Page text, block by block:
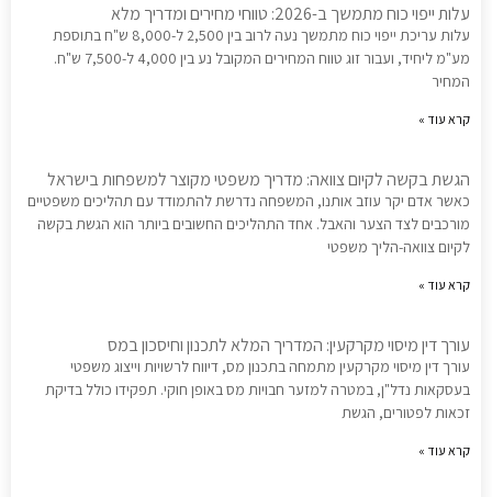
עלות ייפוי כוח מתמשך ב-2026: טווחי מחירים ומדריך מלא
עלות עריכת ייפוי כוח מתמשך נעה לרוב בין 2,500 ל-8,000 ש"ח בתוספת
מע"מ ליחיד, ועבור זוג טווח המחירים המקובל נע בין 4,000 ל-7,500 ש"ח.
המחיר
קרא עוד »
הגשת בקשה לקיום צוואה: מדריך משפטי מקוצר למשפחות בישראל
כאשר אדם יקר עוזב אותנו, המשפחה נדרשת להתמודד עם תהליכים משפטיים
מורכבים לצד הצער והאבל. אחד התהליכים החשובים ביותר הוא הגשת בקשה
לקיום צוואה-הליך משפטי
קרא עוד »
עורך דין מיסוי מקרקעין: המדריך המלא לתכנון וחיסכון במס
עורך דין מיסוי מקרקעין מתמחה בתכנון מס, דיווח לרשויות וייצוג משפטי
בעסקאות נדל"ן, במטרה למזער חבויות מס באופן חוקי. תפקידו כולל בדיקת
זכאות לפטורים, הגשת
קרא עוד »